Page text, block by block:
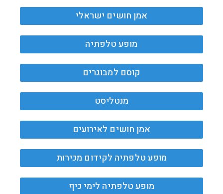
אמן חושים ישראלי
מופע טלפתיה
קוסם למבוגרים
מנטליסט
אמן חושים לאירועים
מופע טלפתיה לקידום מכירות
מופע טלפתיה לימי כיף